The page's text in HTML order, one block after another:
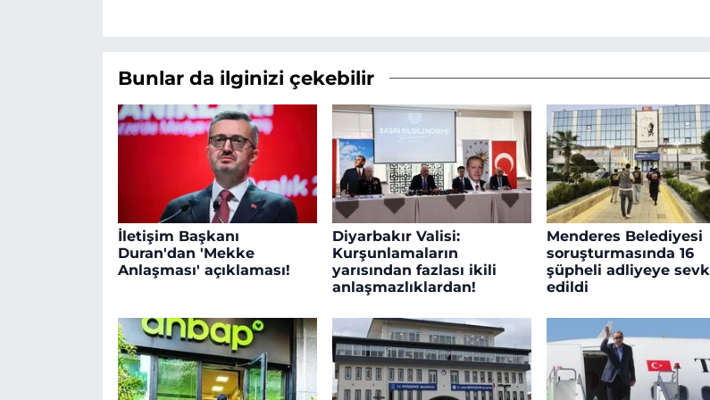
Bunlar da ilginizi çekebilir
İletişim Başkanı
Duran'dan 'Mekke
Anlaşması' açıklaması!
Diyarbakır Valisi:
Kurşunlamaların
yarısından fazlası ikili
anlaşmazlıklardan!
Menderes Belediyesi
soruşturmasında 16
şüpheli adliyeye sevk
edildi